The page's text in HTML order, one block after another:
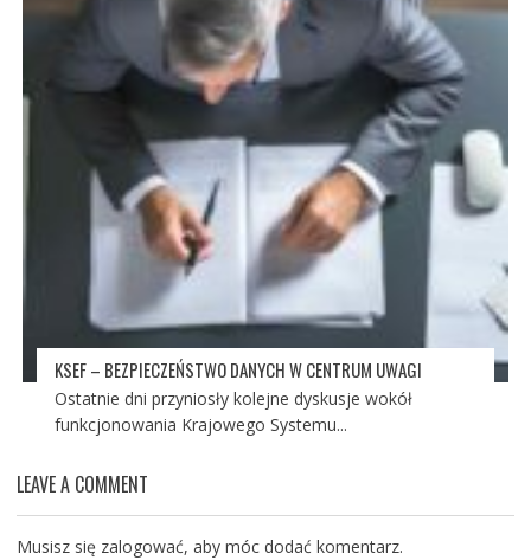
KSEF – BEZPIECZEŃSTWO DANYCH W CENTRUM UWAGI
Ostatnie dni przyniosły kolejne dyskusje wokół
funkcjonowania Krajowego Systemu...
LEAVE A COMMENT
Musisz się zalogować, aby móc dodać komentarz.